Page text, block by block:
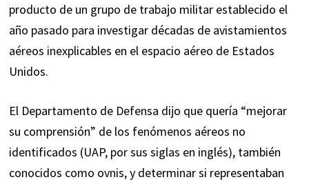
producto de un grupo de trabajo militar establecido el
año pasado para investigar décadas de avistamientos
aéreos inexplicables en el espacio aéreo de Estados
Unidos.
El Departamento de Defensa dijo que quería “mejorar
su comprensión” de los fenómenos aéreos no
identificados (UAP, por sus siglas en inglés), también
conocidos como ovnis, y determinar si representaban